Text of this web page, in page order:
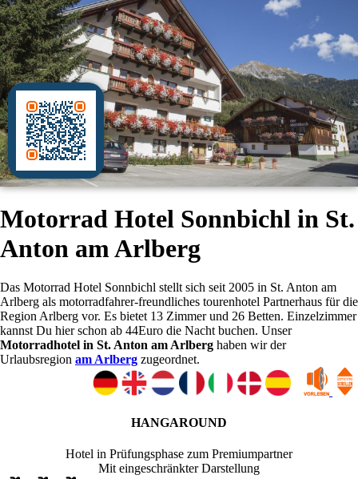
Motorrad Hotel Sonnbichl in St.
Anton am Arlberg
Das Motorrad Hotel Sonnbichl stellt sich seit 2005 in St. Anton am
Arlberg als motorradfahrer-freundliches tourenhotel Partnerhaus für die
Region Arlberg vor. Es bietet 13 Zimmer und 26 Betten. Einzelzimmer
kannst Du hier schon ab 44Euro die Nacht buchen. Unser
Motorradhotel in St. Anton am Arlberg haben wir der
Urlaubsregion am Arlberg zugeordnet.
HANGAROUND
Hotel in Prüfungsphase zum Premiumpartner
Mit eingeschränkter Darstellung